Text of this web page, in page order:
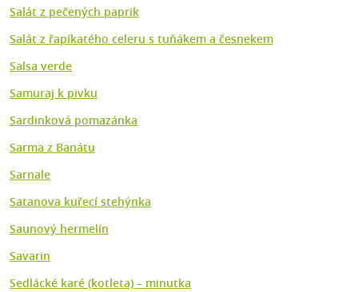
Salát z pečených paprik
Salát z řapíkatého celeru s tuňákem a česnekem
Salsa verde
Samuraj k pivku
Sardinková pomazánka
Sarma z Banátu
Sarnale
Satanova kuřecí stehýnka
Saunový hermelín
Savarin
Sedlácké karé (kotleta) – minutka